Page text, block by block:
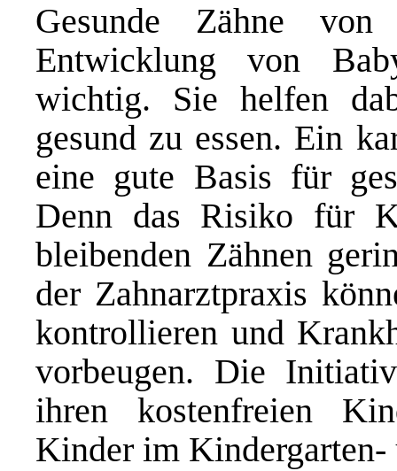
Gesunde Zähne
Entwicklung von
wichtig. Sie helfen
gesund zu essen. Ein
eine gute Basis für
Denn das Risiko für
bleibenden Zähnen
der Zahnarztpraxis
kontrollieren und
vorbeugen. Die
ihren kostenfreien
Kinder im Kindergarten-